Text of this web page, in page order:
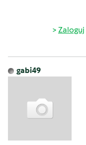
Zaloguj
gabi49